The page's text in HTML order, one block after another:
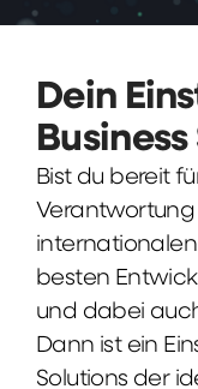
Dein
Bist du bereit
besten
und dabei
Dann ist ein
Solutions der